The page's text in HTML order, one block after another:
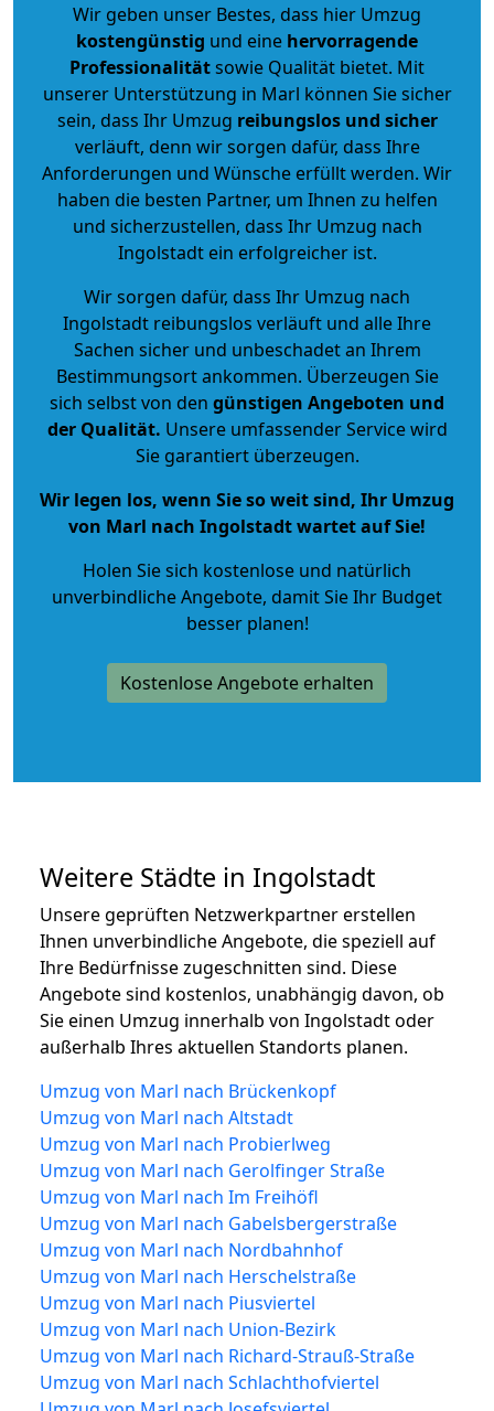
Wir geben unser Bestes, dass hier Umzug
kostengünstig und eine hervorragende
Professionalitätsowie Qualität bietet. Mit
unserer Unterstützung in Marl können Sie sicher
sein, dass Ihr Umzug reibungslos und sicher
verläuft, denn wir sorgen dafür, dass Ihre
Anforderungen und Wünsche erfüllt werden. Wir
haben die besten Partner, um Ihnen zu helfen
und sicherzustellen, dass Ihr Umzug nach
Ingolstadt ein erfolgreicher ist.
Wir sorgen dafür, dass Ihr Umzug nach
Ingolstadt reibungslos verläuft und alle Ihre
Sachen sicher und unbeschadet an Ihrem
Bestimmungsort ankommen. Überzeugen Sie
sich selbst von den günstigen Angeboten und
der Qualität. Unsere umfassender Service wird
Sie garantiert überzeugen.
Wir legen los, wenn Sie so weit sind, Ihr Umzug
von Marl nach Ingolstadt wartet auf Sie!
Holen Sie sich kostenlose und natürlich
unverbindliche Angebote, damit Sie Ihr Budget
besser planen!
Kostenlose Angebote erhalten
Weitere Städte in Ingolstadt
Unsere geprüften Netzwerkpartner erstellen
Ihnen unverbindliche Angebote, die speziell auf
Ihre Bedürfnisse zugeschnitten sind. Diese
Angebote sind kostenlos, unabhängig davon, ob
Sie einen Umzug innerhalb von Ingolstadt oder
außerhalb Ihres aktuellen Standorts planen.
Umzug von Marl nach Brückenkopf
Umzug von Marl nach Altstadt
Umzug von Marl nach Probierlweg
Umzug von Marl nach Gerolfinger Straße
Umzug von Marl nach Im Freihöfl
Umzug von Marl nach Gabelsbergerstraße
Umzug von Marl nach Nordbahnhof
Umzug von Marl nach Herschelstraße
Umzug von Marl nach Piusviertel
Umzug von Marl nach Union-Bezirk
Umzug von Marl nach Richard-Strauß-Straße
Umzug von Marl nach Schlachthofviertel